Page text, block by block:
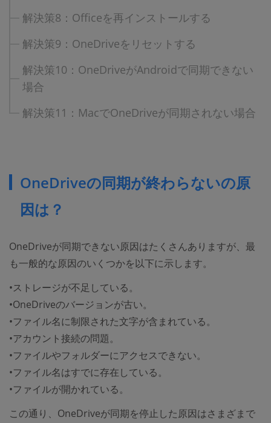
解決策8：Officeを再インストールする
解決策9：OneDriveをリセットする
解決策10：OneDriveがAndroidで同期できない
場合
解決策11：MacでOneDriveが同期されない場合
OneDriveの同期が終わらないの原
因は？
OneDriveが同期できない原因はたくさんありますが、最
も一般的な原因のいくつかを以下に示します。
•ストレージが不足している。
•OneDriveのバージョンが古い。
•ファイル名に制限された文字が含まれている。
•アカウント接続の問題。
•ファイルやフォルダーにアクセスできない。
•ファイル名はすでに存在している。
•ファイルが開かれている。
この通り、OneDriveが同期を停止した原因はさまざまで